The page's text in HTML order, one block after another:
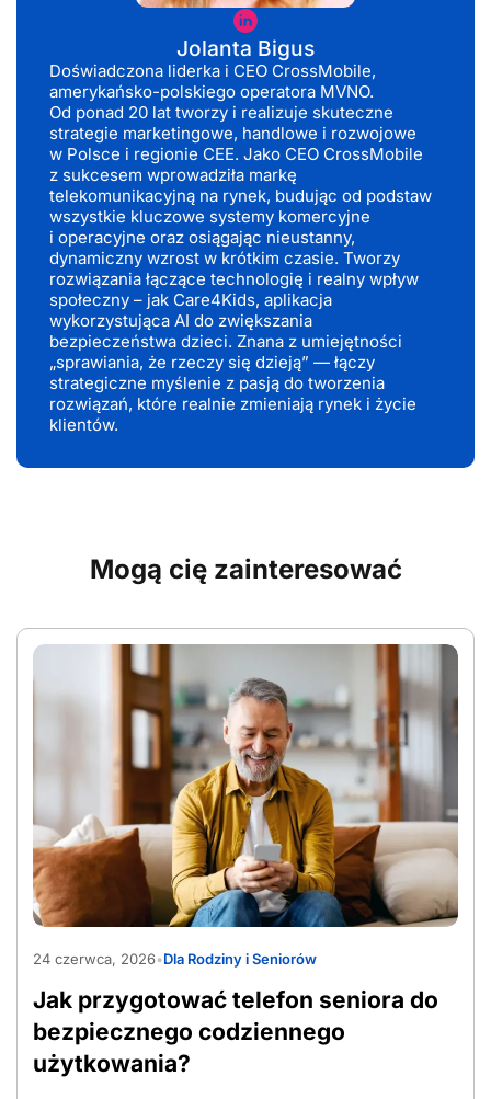
Jolanta Bigus
Doświadczona liderka i CEO CrossMobile,
amerykańsko-polskiego operatora MVNO.
Od ponad 20 lat tworzy i realizuje skuteczne
strategie marketingowe, handlowe i rozwojowe
w Polsce i regionie CEE. Jako CEO CrossMobile
z sukcesem wprowadziła markę
telekomunikacyjną na rynek, budując od podstaw
wszystkie kluczowe systemy komercyjne
i operacyjne oraz osiągając nieustanny,
dynamiczny wzrost w krótkim czasie. Tworzy
rozwiązania łączące technologię i realny wpływ
społeczny – jak Care4Kids, aplikacja
wykorzystująca AI do zwiększania
bezpieczeństwa dzieci. Znana z umiejętności
„sprawiania, że rzeczy się dzieją” — łączy
strategiczne myślenie z pasją do tworzenia
rozwiązań, które realnie zmieniają rynek i życie
klientów.
Mogą cię zainteresować
AdobeStock_1565597090
24 czerwca, 2026•Dla Rodziny i Seniorów
Jak przygotować telefon seniora do
bezpiecznego codziennego
użytkowania?